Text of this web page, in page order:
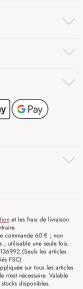
et les frais de livraison
commande 60 € ; non
; utilisable une seule fois.
(Seuls les articles
FSC)
sur tous les articles
nécessaire. Valable
disponibles.